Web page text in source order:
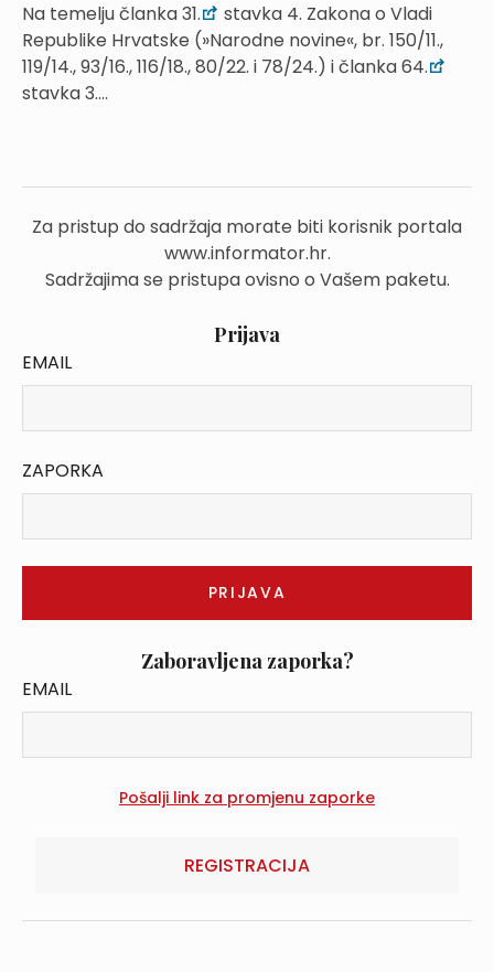
Na temelju članka 31.
stavka 4. Zakona o Vladi
Republike Hrvatske (»Narodne novine«, br. 150/11.,
119/14., 93/16., 116/18., 80/22. i 78/24.) i članka 64.
stavka 3....
Za pristup do sadržaja morate biti korisnik portala
www.informator.hr.
Sadržajima se pristupa ovisno o Vašem paketu.
Prijava
EMAIL
ZAPORKA
Zaboravljena zaporka?
EMAIL
REGISTRACIJA